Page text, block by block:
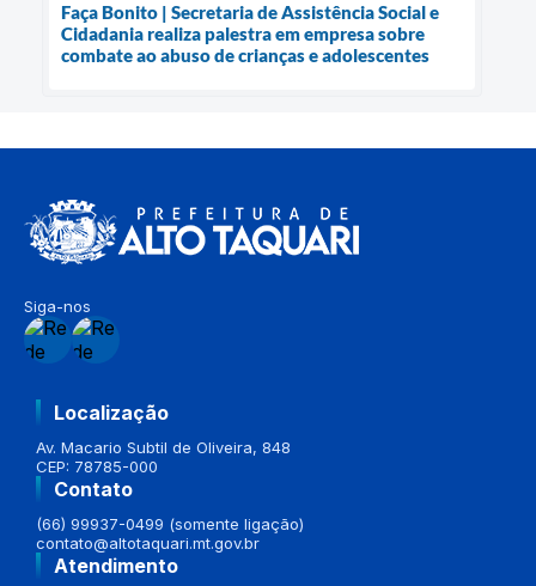
Faça Bonito | Secretaria de Assistência Social e
Cidadania realiza palestra em empresa sobre
combate ao abuso de crianças e adolescentes
Siga-nos
Localização
Av. Macario Subtil de Oliveira, 848
CEP: 78785-000
Contato
(66) 99937-0499 (somente ligação)
contato@altotaquari.mt.gov.br
Atendimento